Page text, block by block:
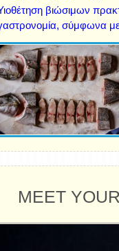
βιώσιμων
σύμφωνα με
MEET